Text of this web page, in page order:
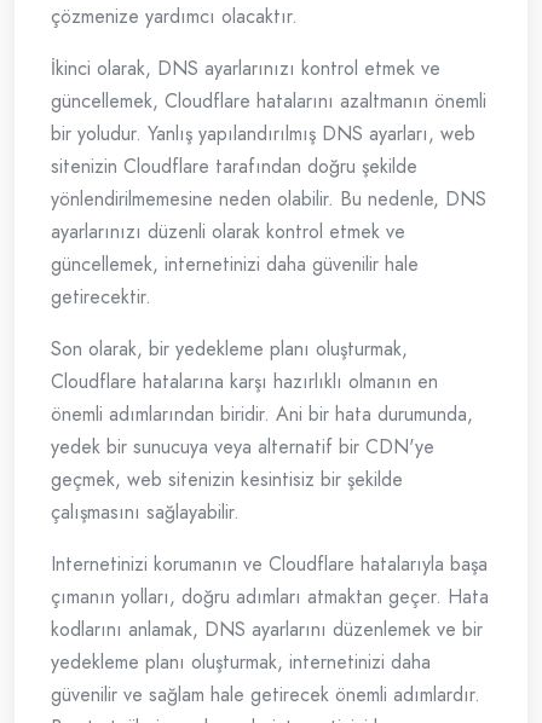
çözmenize yardımcı olacaktır.
İkinci olarak, DNS ayarlarınızı kontrol etmek ve
güncellemek, Cloudflare hatalarını azaltmanın önemli
bir yoludur. Yanlış yapılandırılmış DNS ayarları, web
sitenizin Cloudflare tarafından doğru şekilde
yönlendirilmemesine neden olabilir. Bu nedenle, DNS
ayarlarınızı düzenli olarak kontrol etmek ve
güncellemek, internetinizi daha güvenilir hale
getirecektir.
Son olarak, bir yedekleme planı oluşturmak,
Cloudflare hatalarına karşı hazırlıklı olmanın en
önemli adımlarından biridir. Ani bir hata durumunda,
yedek bir sunucuya veya alternatif bir CDN'ye
geçmek, web sitenizin kesintisiz bir şekilde
çalışmasını sağlayabilir.
Internetinizi korumanın ve Cloudflare hatalarıyla başa
çımanın yolları, doğru adımları atmaktan geçer. Hata
kodlarını anlamak, DNS ayarlarını düzenlemek ve bir
yedekleme planı oluşturmak, internetinizi daha
güvenilir ve sağlam hale getirecek önemli adımlardır.